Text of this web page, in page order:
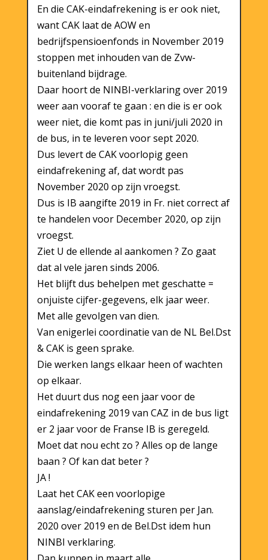
En die CAK-eindafrekening is er ook niet,
want CAK laat de AOW en
bedrijfspensioenfonds in November 2019
stoppen met inhouden van de Zvw-
buitenland bijdrage.
Daar hoort de NINBI-verklaring over 2019
weer aan vooraf te gaan : en die is er ook
weer niet, die komt pas in juni/juli 2020 in
de bus, in te leveren voor sept 2020.
Dus levert de CAK voorlopig geen
eindafrekening af, dat wordt pas
November 2020 op zijn vroegst.
Dus is IB aangifte 2019 in Fr. niet correct af
te handelen voor December 2020, op zijn
vroegst.
Ziet U de ellende al aankomen ? Zo gaat
dat al vele jaren sinds 2006.
Het blijft dus behelpen met geschatte =
onjuiste cijfer-gegevens, elk jaar weer.
Met alle gevolgen van dien.
Van enigerlei coordinatie van de NL Bel.Dst
& CAK is geen sprake.
Die werken langs elkaar heen of wachten
op elkaar.
Het duurt dus nog een jaar voor de
eindafrekening 2019 van CAZ in de bus ligt
er 2 jaar voor de Franse IB is geregeld.
Moet dat nou echt zo ? Alles op de lange
baan ? Of kan dat beter ?
JA !
Laat het CAK een voorlopige
aanslag/eindafrekening sturen per Jan.
2020 over 2019 en de Bel.Dst idem hun
NINBI verklaring.